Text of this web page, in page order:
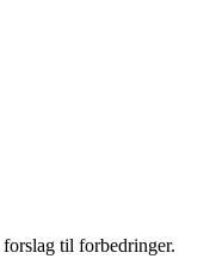
til forbedringer.